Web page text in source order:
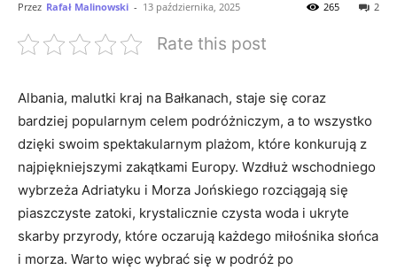
Przez Rafał Malinowski - 13 października, 2025 2
265
Rate this post
Albania, malutki kraj na Bałkanach, staje się coraz
bardziej popularnym celem podróżniczym, a to wszystko
dzięki swoim spektakularnym plażom, ‍które konkurują z
najpiękniejszymi ⁤zakątkami Europy. Wzdłuż wschodniego
wybrzeża Adriatyku i Morza Jońskiego rozciągają się
piaszczyste​ zatoki, krystalicznie ​czysta‌ woda i ukryte
skarby przyrody, które oczarują każdego miłośnika słońca
i morza.⁤ Warto więc wybrać się w podróż po